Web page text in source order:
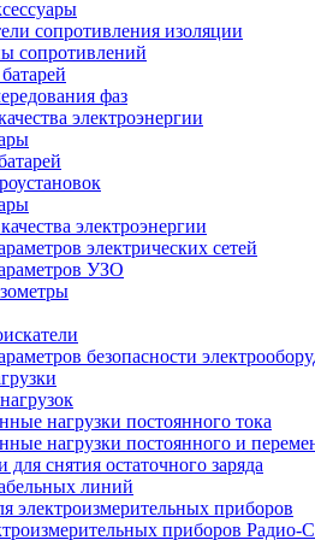
сопротивления изоляции
сопротивлений
фаз
электроэнергии
электроэнергии
электрических сетей
УЗО
безопасности
нагрузки постоянного тока
нагрузки постоянного и
для снятия остаточного заряда
линий
электроизмерительных приборов
приборов Радио-